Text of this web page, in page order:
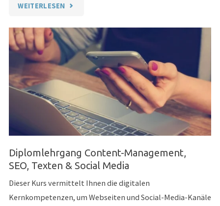
WEITERLESEN "ALLE
FÜR
ALLE
KURSE"
Diplomlehrgang Content-Management,
SEO, Texten & Social Media
Dieser Kurs vermittelt Ihnen die digitalen
Kernkompetenzen, um Webseiten und Social-Media-Kanäle